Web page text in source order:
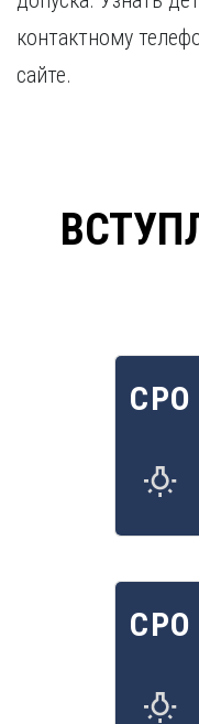
контактному
сайте.
СРО
СРО